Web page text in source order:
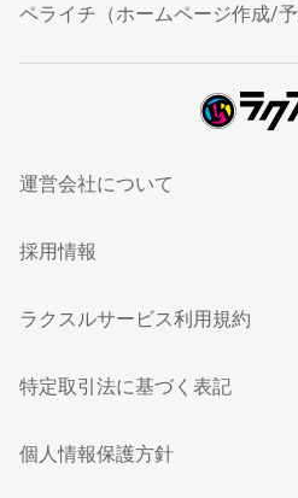
ペライチ（ホームページ作成/予
運営会社について
採用情報
ラクスルサービス利用規約
特定取引法に基づく表記
個人情報保護方針